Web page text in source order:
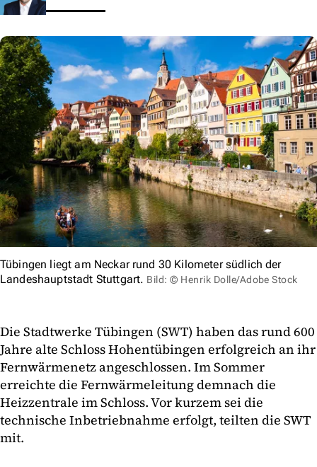
Tübingen liegt am Neckar rund 30 Kilometer südlich der
Landeshauptstadt Stuttgart. Bild: © Henrik Dolle/Adobe Stock
Die Stadtwerke Tübingen (SWT) haben das rund 600
Jahre alte Schloss Hohentübingen erfolgreich an ihr
Fernwärmenetz angeschlossen. Im Sommer
erreichte die Fernwärmeleitung demnach die
Heizzentrale im Schloss. Vor kurzem sei die
technische Inbetriebnahme erfolgt, teilten die SWT
mit.